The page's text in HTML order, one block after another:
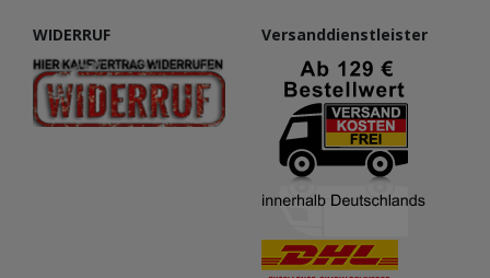
WIDERRUF Versanddienstleister